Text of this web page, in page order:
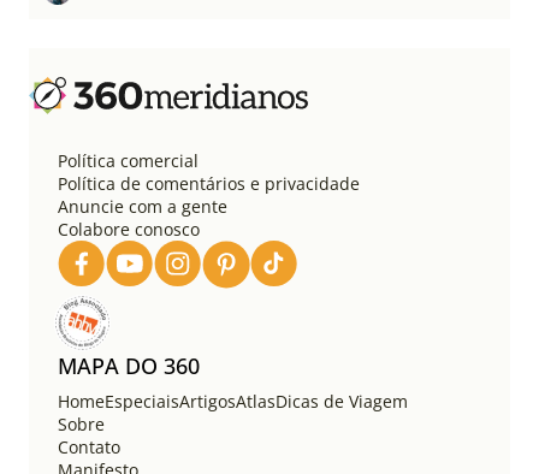
Política comercial
Política de comentários e privacidade
Anuncie com a gente
Colabore conosco
MAPA DO 360
HomeEspeciaisArtigosAtlasDicas de Viagem
Sobre
Contato